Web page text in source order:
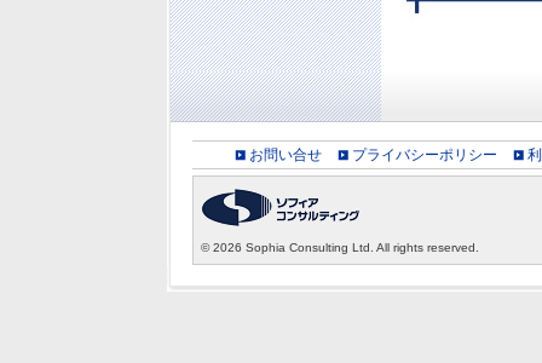
お問い合せ プライバシーポリシー
©2026 Sophia Consulting Ltd. All rights reserved.